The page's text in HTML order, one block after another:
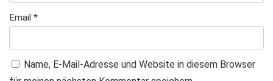
Email *
Name, E-Mail-Adresse und Website in diesem Browser